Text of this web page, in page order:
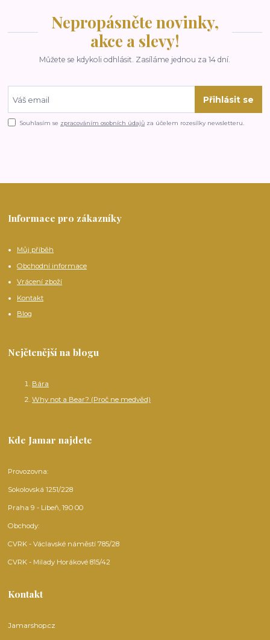
Nepropásněte novinky,
akce a slevy!
Můžete se kdykoli odhlásit. Zasíláme jednou za 14 dní.
Přihlásit se
Souhlasím se zpracováním osobních údajů za účelem rozesílky newsletteru.
Informace pro zákazníky
Můj příběh
Obchodní informace
Vrácení zboží
Kontakt
Blog
Nejčtenější na blogu
Bára
Why not a Bear? (Proč ne medvěd)
Kde Jamar najdete
Provozovna:
Sokolovská 1251/228
Praha 9 - Libeň, 190 00
Obchody:
CVRK - Václavské náměstí 785/28
CVRK - Milady Horákové 815/42
Kontakt
Jamarshop.cz